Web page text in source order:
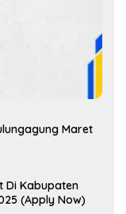
Maret
Di Kabupaten
(Apply Now)